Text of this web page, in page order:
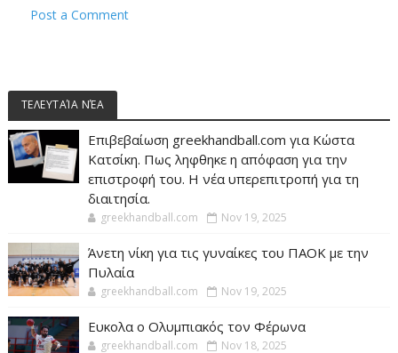
Post a Comment
ΤΕΛΕΥΤΑΊΑ ΝΈΑ
Επιβεβαίωση greekhandball.com για Κώστα
Κατσίκη. Πως ληφθηκε η απόφαση για την
επιστροφή του. Η νέα υπερεπιτροπή για τη
διαιτησία.
greekhandball.com Nov 19, 2025
Άνετη νίκη για τις γυναίκες του ΠΑΟΚ με την
Πυλαία
greekhandball.com Nov 19, 2025
Ευκολα ο Ολυμπιακός τον Φέρωνα
greekhandball.com Nov 18, 2025